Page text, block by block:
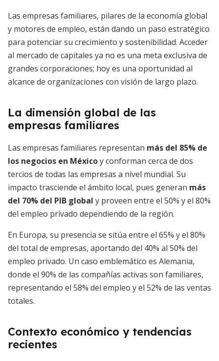
Las empresas familiares, pilares de la economía global
y motores de empleo, están dando un paso estratégico
para potenciar su crecimiento y sostenibilidad. Acceder
al mercado de capitales ya no es una meta exclusiva de
grandes corporaciones; hoy es una oportunidad al
alcance de organizaciones con visión de largo plazo.
La dimensión global de las
empresas familiares
Las empresas familiares representan más del 85% de
los negocios en Méxicoy conforman cerca de dos
tercios de todas las empresas a nivel mundial. Su
impacto trasciende el ámbito local, pues generan más
del 70% del PIB global y proveen entre el 50% y el 80%
del empleo privado dependiendo de la región.
En Europa, su presencia se sitúa entre el 65% y el 80%
del total de empresas, aportando del 40% al 50% del
empleo privado. Un caso emblemático es Alemania,
donde el 90% de las compañías activas son familiares,
representando el 58% del empleo y el 52% de las ventas
totales.
Contexto económico y tendencias
recientes